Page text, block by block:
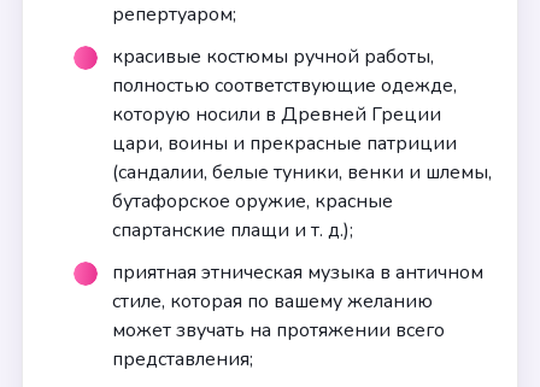
репертуаром;
красивые костюмы ручной работы,
полностью соответствующие одежде,
которую носили в Древней Греции
цари, воины и прекрасные патриции
(сандалии, белые туники, венки и шлемы,
бутафорское оружие, красные
спартанские плащи и т. д.);
приятная этническая музыка в античном
стиле, которая по вашему желанию
может звучать на протяжении всего
представления;